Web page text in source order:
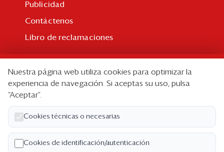
Publicidad
Contáctenos
Libro de reclamaciones
Suscripción individual
Paquetes corporativos
Edición Impresa
Nosotros
Nuestra página web utiliza cookies para optimizar la
experiencia de navegación. Si aceptas su uso, pulsa
“Aceptar”.
Cookies técnicas o necesarias
Cookies de identificación/autenticación